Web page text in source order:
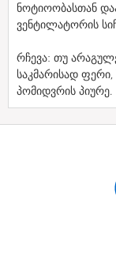
ნოტიოობასთან
ვენტილატორის
რჩევა: თუ
საკმარისად
პომიდვრის პიურე.